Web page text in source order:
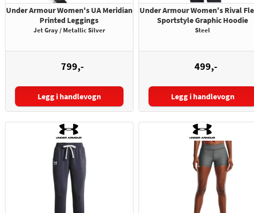
Under Armour Women's UA Meridian
Printed Leggings
Jet Gray / Metallic Silver
799,-
Størrelse:
Legg i handlevogn
Under Armour Women's Rival
Sportstyle Graphic Hoodie
Steel
499,-
Størrelse:
Legg i handlevogn